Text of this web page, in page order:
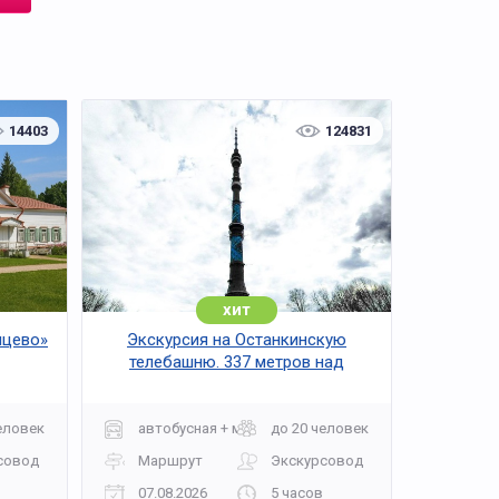
реставрации и современные
эффект вдохновения — от первого
14403 124831
хит
Экскурсия на Останкинскую
телебашню. 337 метров над
автобусная + музей до 20 человек
Маршрут
Экскурсовод
07.08.2026
5 часов